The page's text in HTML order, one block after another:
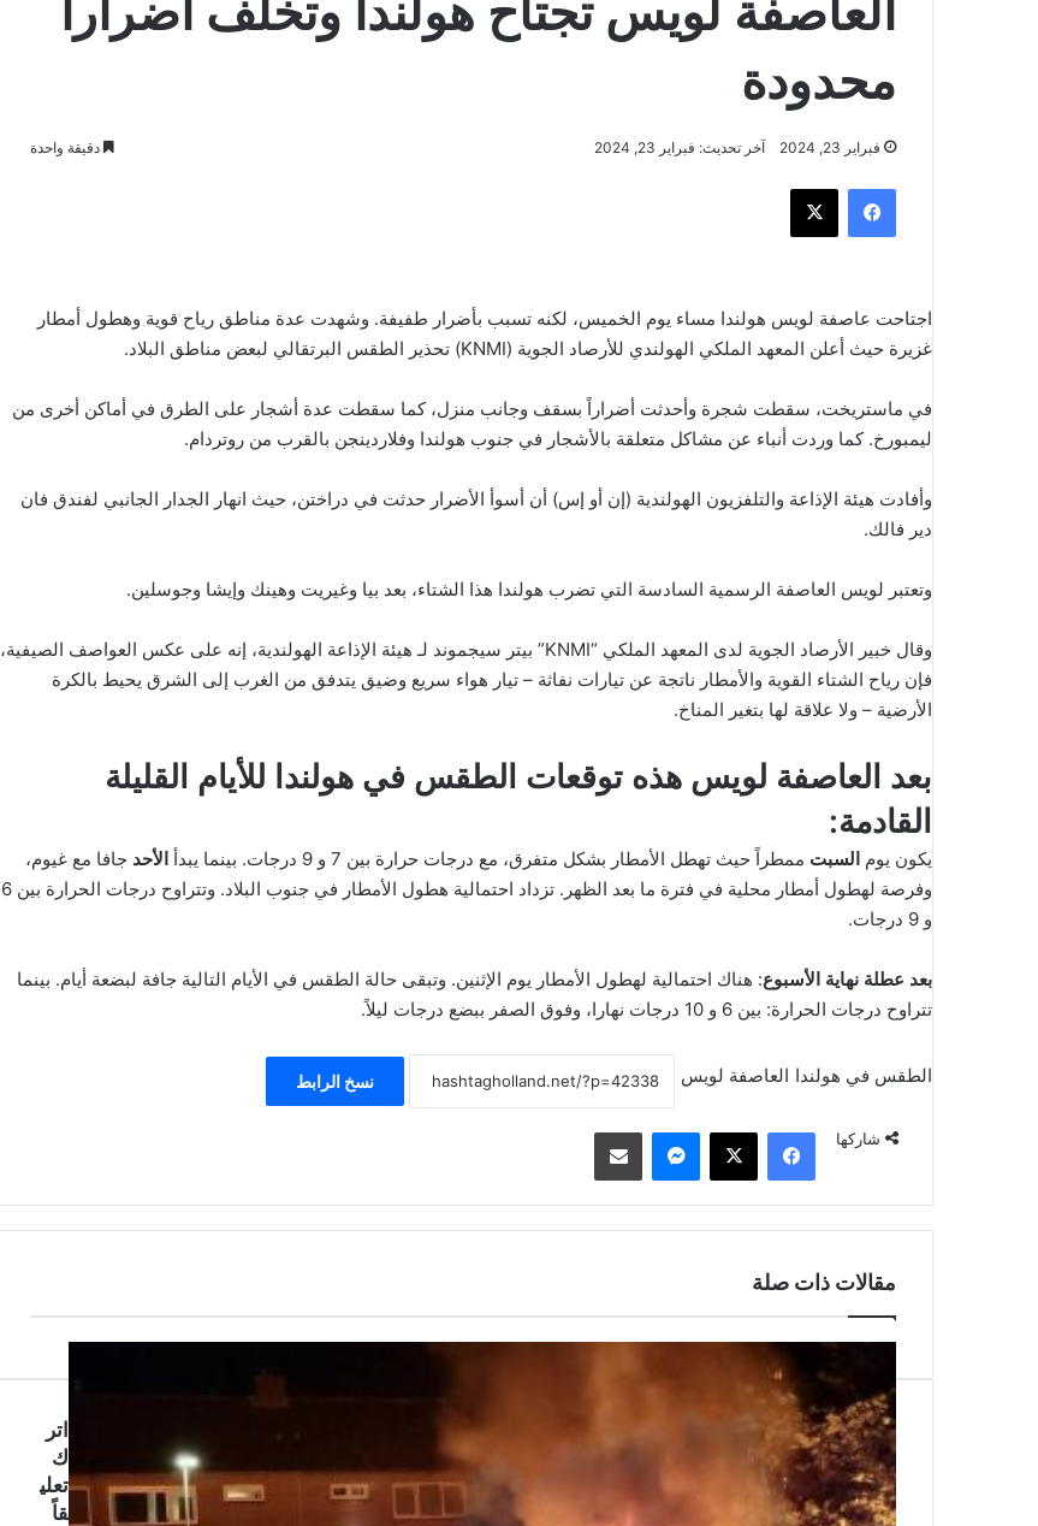
العاصفة لويس تجتاح هولندا وتخلف أضراراً
محدودة
فبراير 23, 2024 آخر تحديث: فبراير 23, 2024 دقيقة واحدة
فيسبوك ‫X
اجتاحت عاصفة لويس هولندا مساء يوم الخميس، لكنه تسبب بأضرار طفيفة. وشهدت عدة مناطق رياح قوية وهطول أمطار
غزيرة حيث أعلن المعهد الملكي الهولندي للأرصاد الجوية (KNMI) تحذير الطقس البرتقالي لبعض مناطق البلاد.
في ماستريخت، سقطت شجرة وأحدثت أضراراً بسقف وجانب منزل، كما سقطت عدة أشجار على الطرق في أماكن أخرى من
ليمبورخ. كما وردت أنباء عن مشاكل متعلقة بالأشجار في جنوب هولندا وفلاردينجن بالقرب من روتردام.
وأفادت هيئة الإذاعة والتلفزيون الهولندية (إن أو إس) أن أسوأ الأضرار حدثت في دراختن، حيث انهار الجدار الجانبي لفندق فان
دير فالك.
وتعتبر لويس العاصفة الرسمية السادسة التي تضرب هولندا هذا الشتاء، بعد بيا وغيريت وهينك وإيشا وجوسلين.
وقال خبير الأرصاد الجوية لدى المعهد الملكي “KNMI” بيتر سيجموند لـ هيئة الإذاعة الهولندية، إنه على عكس العواصف الصيفية،
فإن رياح الشتاء القوية والأمطار ناتجة عن تيارات نفاثة – تيار هواء سريع وضيق يتدفق من الغرب إلى الشرق يحيط بالكرة
الأرضية – ولا علاقة لها بتغير المناخ.
بعد العاصفة لويس هذه توقعات الطقس في هولندا للأيام القليلة
القادمة:
يكون يوم السبت ممطراً حيث تهطل الأمطار بشكل متفرق، مع درجات حرارة بين 7 و 9 درجات. بينما يبدأ الأحد جافا مع غيوم،
وفرصة لهطول أمطار محلية في فترة ما بعد الظهر. تزداد احتمالية هطول الأمطار في جنوب البلاد. وتتراوح درجات الحرارة بين 6
و 9 درجات.
بعد عطلة نهاية الأسبوع: هناك احتمالية لهطول الأمطار يوم الإثنين. وتبقى حالة الطقس في الأيام التالية جافة لبضعة أيام. بينما
تتراوح درجات الحرارة: بين 6 و 10 درجات نهارا، وفوق الصفر ببضع درجات ليلاً.
الطقس في هولندا العاصفة لويس نسخ الرابط
شاركها فيسبوك ‫X ماسنجر مشاركة عبر البريد
مقالات ذات صلة
اتر
ك
تعلي
قاً